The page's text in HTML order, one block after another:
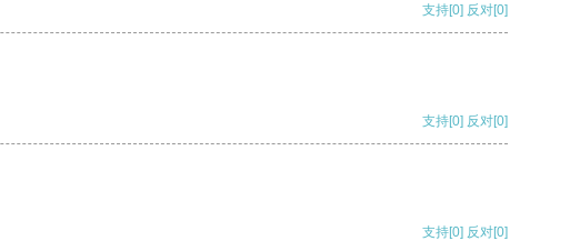
支持[0] 反对[0]
支持[0] 反对[0]
支持[0] 反对[0]